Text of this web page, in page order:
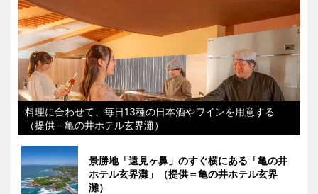
料理に合わせて、毎日13種の日本酒やワインを用意する
（提供＝亀の井ホテル玄界灘）
景勝地「遠見ヶ鼻」のすぐ横にある「亀の井
ホテル玄界灘」（提供＝亀の井ホテル玄界
灘）